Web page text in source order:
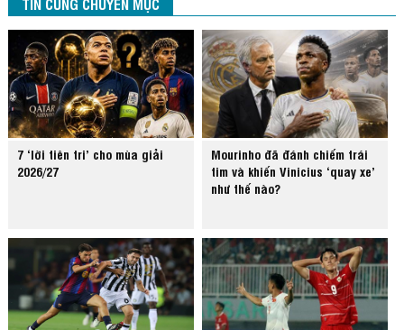
7 ‘lời tiên tri’ cho mùa giải
2026/27
Mourinho đã đánh chiếm trái
tim và khiến Vinicius ‘quay xe’
như thế nào?